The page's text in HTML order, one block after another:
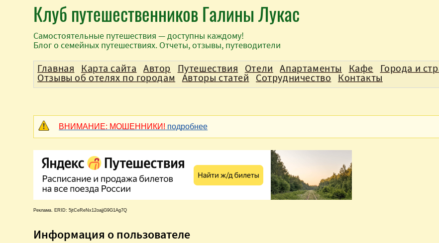
Клуб путешественников Галины Лукас
Самостоятельные путешествия — доступны каждому!
Блог о семейных путешествиях. Отчеты, отзывы, путеводители
ВНИМАНИЕ: МОШЕННИКИ! подробнее
Реклама. ERID: 5jtCeReNx12oajjG9G1Ag7Q
Информация о пользователе
Главная Карта сайта Автор Путешествия Отели Апартаменты Кафе Города и
Отзывы об отелях по городам Авторы статей Сотрудничество Контакты